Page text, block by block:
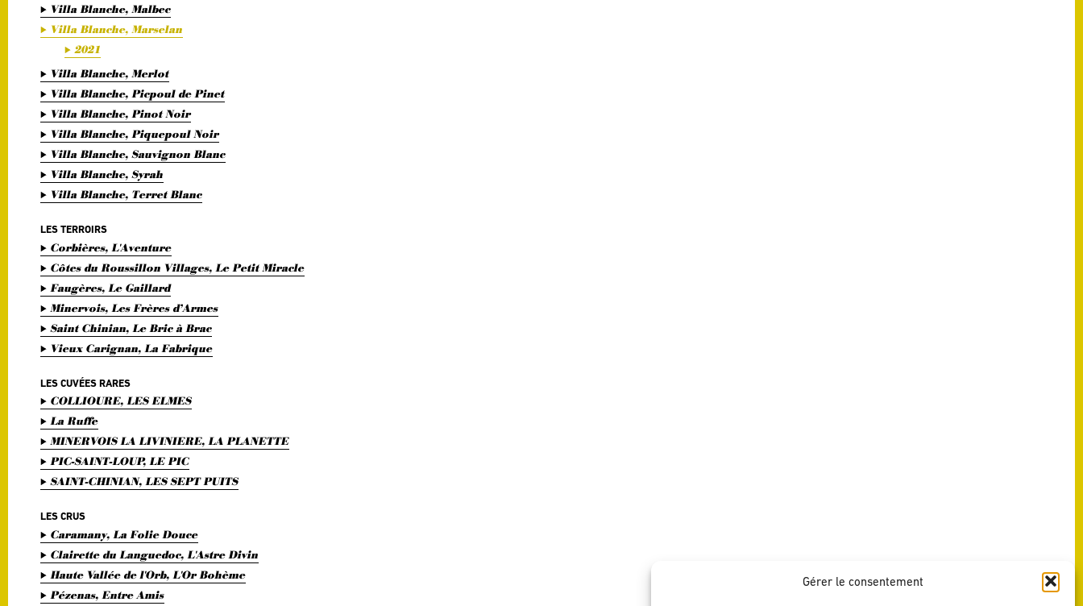
Gérer le consentement
Villa Blanche, Malbec
Villa Blanche, Marselan
2021
Villa Blanche, Merlot
Villa Blanche, Picpoul de Pinet
Villa Blanche, Pinot Noir
Villa Blanche, Piquepoul Noir
Villa Blanche, Sauvignon Blanc
Villa Blanche, Syrah
Villa Blanche, Terret Blanc
LES TERROIRS
Corbières, L'Aventure
Côtes du Roussillon Villages, Le Petit Miracle
Faugères, Le Gaillard
Minervois, Les Frères d’Armes
Saint Chinian, Le Bric à Brac
Vieux Carignan, La Fabrique
LES CUVÉES RARES
COLLIOURE, LES ELMES
La Ruffe
MINERVOIS LA LIVINIERE, LA PLANETTE
PIC-SAINT-LOUP, LE PIC
SAINT-CHINIAN, LES SEPT PUITS
LES CRUS
Caramany, La Folie Douce
Clairette du Languedoc, L'Astre Divin
Haute Vallée de l'Orb, L'Or Bohème
Pézenas, Entre Amis